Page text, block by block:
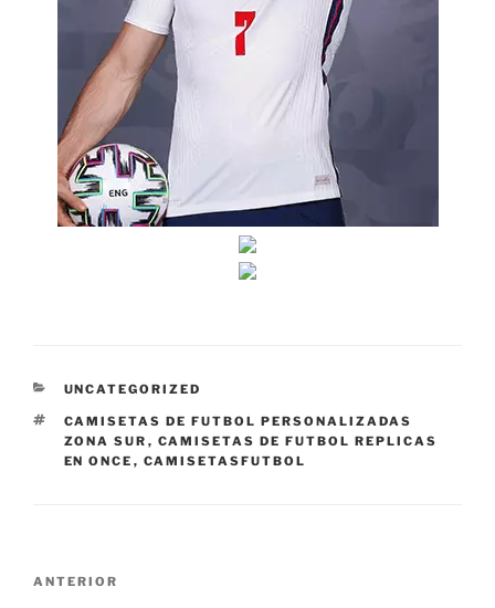
CATEGORÍAS
UNCATEGORIZED
ETIQUETAS
CAMISETAS DE FUTBOL PERSONALIZADAS
ZONA SUR , CAMISETAS DE FUTBOL REPLICAS
EN ONCE , CAMISETASFUTBOL
Navegación
Entrada
ANTERIOR